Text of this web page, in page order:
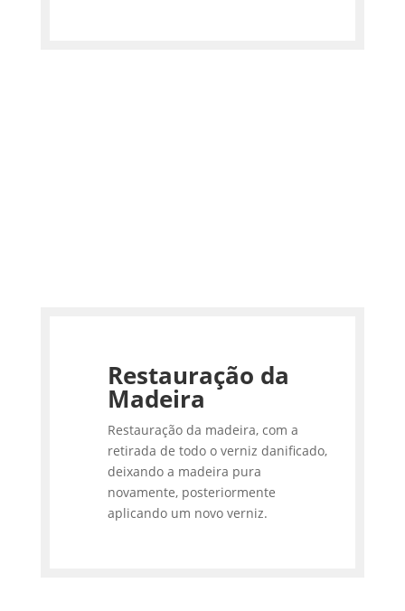
Restauração da
Madeira
Restauração da madeira, com a
retirada de todo o verniz danificado,
deixando a madeira pura
novamente, posteriormente
aplicando um novo verniz.